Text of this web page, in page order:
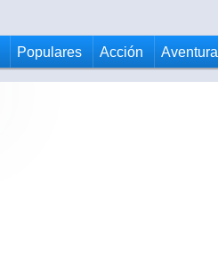
Populares Acción Aventura